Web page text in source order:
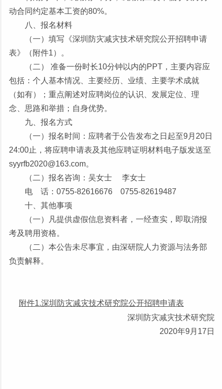
动合同约定基本工资的80%。
八、报名材料
（一）填写《深圳防灾减灾技术研究院公开招聘申请
表》（附件1）。
（二） 准备一份时长10分钟以内的PPT，主要内容应
包括：个人基本情况、主要经历、业绩、主要学术成就
（如有）；重点阐述对应聘岗位的认识、发展定位、理
念、思路和举措；自身优势。
九、报名方式
（一）报名时间：应聘者于公告发布之日起至9月20日
24:00止，将应聘申请表及其他应聘证明材料电子版发送至
syyrfb2020@163.com。
（二）报名咨询：吴女士 李女士
电 话：0755-82616676 0755-82619487
十、其他事项
（一）凡提供虚假信息资料者，一经查实，即取消报
考及聘用资格。
（二）本公告未尽事宜，由深研院人力资源与法务部
负责解释。
附件1.深圳防灾减灾技术研究院公开招聘申请表
深圳防灾减灾技术研究院
2020年9月17日